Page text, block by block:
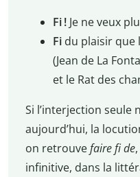
Fi !Je ne veux
Fidu plaisir que
(Jean de La
et le Rat des
Si l’interjection seule
aujourd’hui, la
on retrouvefaire fi de
infinitive, dans la